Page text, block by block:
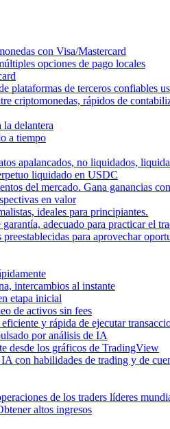
con Visa/Mastercard
opciones de pago locales
plataformas de terceros confiables
criptomonedas, rápidos de
la delantera
a tiempo
apalancados, no liquidados,
liquidado en USDC
del mercado. Gana ganancias
en valor
ideales para principiantes.
adecuado para practicar el
para aprovechar
intercambios al instante
etapa inicial
de activos sin fees
y rápida de ejecutar
por análisis de IA
desde los gráficos de TradingView
con habilidades de trading y de
de los traders líderes
altos ingresos